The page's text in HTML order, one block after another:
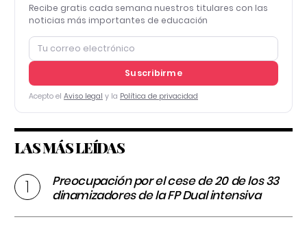
Recibe gratis cada semana nuestros titulares con las
noticias más importantes de educación
Suscribirme
Acepto el Aviso legal y la Política de privacidad
LAS MÁS LEÍDAS
Preocupación por el cese de 20 de los 33
dinamizadores de la FP Dual intensiva